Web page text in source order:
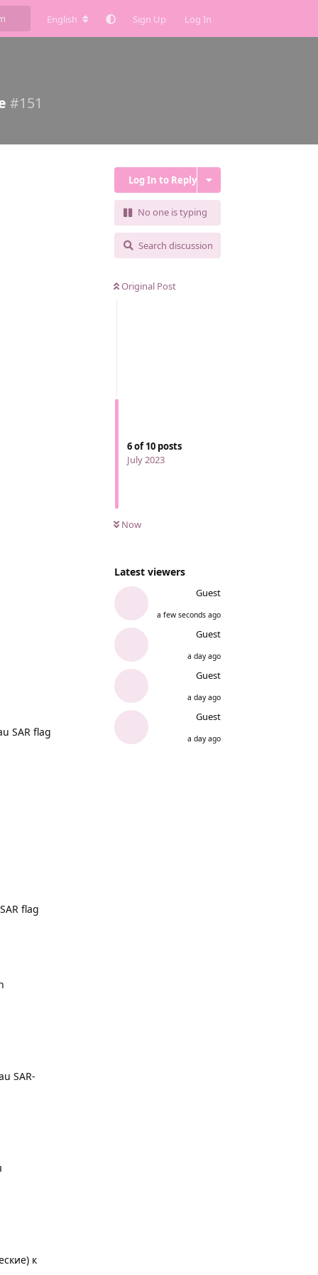
English Sign Up Log In
#151
Log In to Reply
No one is typing
Search discussion
Original Post
6of10 posts
July 2023
Now
Latest viewers
Guest
a few seconds ago
Guest
a day ago
Guest
a day ago
Guest
a day ago
SAR flag
flag
SAR-
к